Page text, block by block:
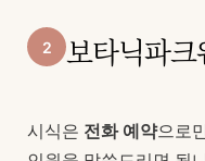
2 보타닉파
시식은 전화 예약으로